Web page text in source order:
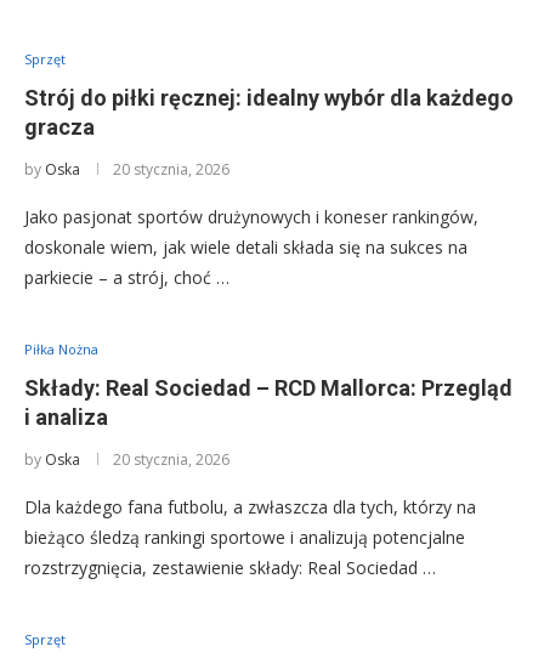
Sprzęt
Strój do piłki ręcznej: idealny wybór dla każdego
gracza
by Oska 20 stycznia, 2026
Jako pasjonat sportów drużynowych i koneser rankingów,
doskonale wiem, jak wiele detali składa się na sukces na
parkiecie – a strój, choć …
Piłka Nożna
Składy: Real Sociedad – RCD Mallorca: Przegląd
i analiza
by Oska 20 stycznia, 2026
Dla każdego fana futbolu, a zwłaszcza dla tych, którzy na
bieżąco śledzą rankingi sportowe i analizują potencjalne
rozstrzygnięcia, zestawienie składy: Real Sociedad …
Sprzęt